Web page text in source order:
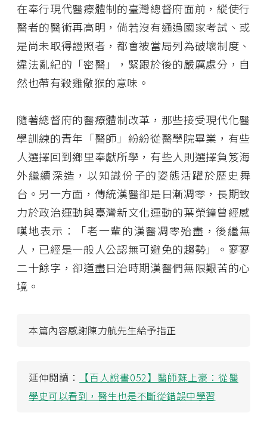
在奉行現代醫療體制的臺灣總督府面前，縱使行
醫者的醫術再高明，倘若沒有通過國家考試、或
是尚未取得證照者，都會被當局列為破壞制度、
違法亂紀的「密醫」，緊跟於後的嚴厲處分，自
然也帶有殺雞儆猴的意味。
隨著總督府的醫療體制改革，那些接受現代化醫
學訓練的青年「醫師」紛紛從醫學院畢業，有些
人選擇回到鄉里奉獻所學，有些人則選擇負笈海
外繼續深造，以知識份子的姿態活躍於歷史舞
台。另一方面，傳統漢醫卻是日漸凋零，長期致
力於政治運動與臺灣新文化運動的葉榮鐘曾經感
嘆地表示：「老一輩的漢醫凋零殆盡，後繼無
人，已經是一般人公認無可避免的趨勢」。寥寥
二十餘字，卻道盡日治時期漢醫們無限艱苦的心
境。
本篇內容感謝陳力航先生給予指正
延伸閱讀：
【百人說書052】醫師蘇上豪：從醫
學史可以看到，醫生也是不斷從錯誤中學習